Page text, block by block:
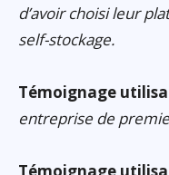
d’avoir choisi leur
self-stockage.
Témoignage
entreprise de